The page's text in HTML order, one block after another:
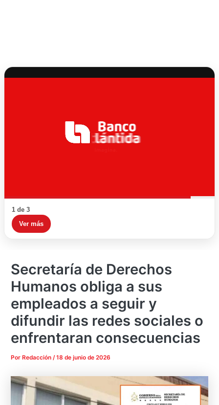
1 de 3
Ver más
Secretaría de Derechos
Humanos obliga a sus
empleados a seguir y
difundir las redes sociales o
enfrentaran consecuencias
Por Redacción/18 de junio de 2026